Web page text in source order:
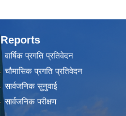
Reports
वार्षिक प्रगति प्रतिवेदन
चौमासिक प्रगति प्रतिवेदन
सार्वजनिक सुनुवाई
सार्वजनिक परीक्षण